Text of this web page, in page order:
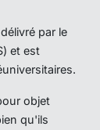
par le
et est
objet
qu'ils